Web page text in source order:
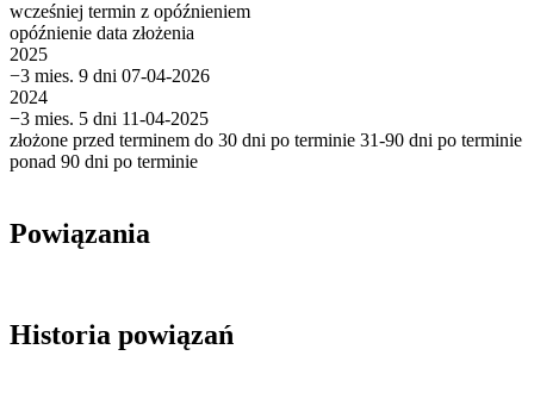
wcześniej termin z opóźnieniem
opóźnienie data złożenia
2025
−3 mies. 9 dni 07-04-2026
2024
−3 mies. 5 dni 11-04-2025
złożone przed terminem do 30 dni po terminie 31-90 dni po terminie
ponad 90 dni po terminie
Powiązania
Historia powiązań